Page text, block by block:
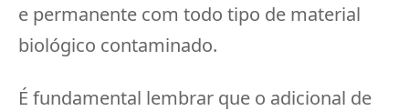
e permanente com todo tipo de material
biológico contaminado.
É fundamental lembrar que o adicional de